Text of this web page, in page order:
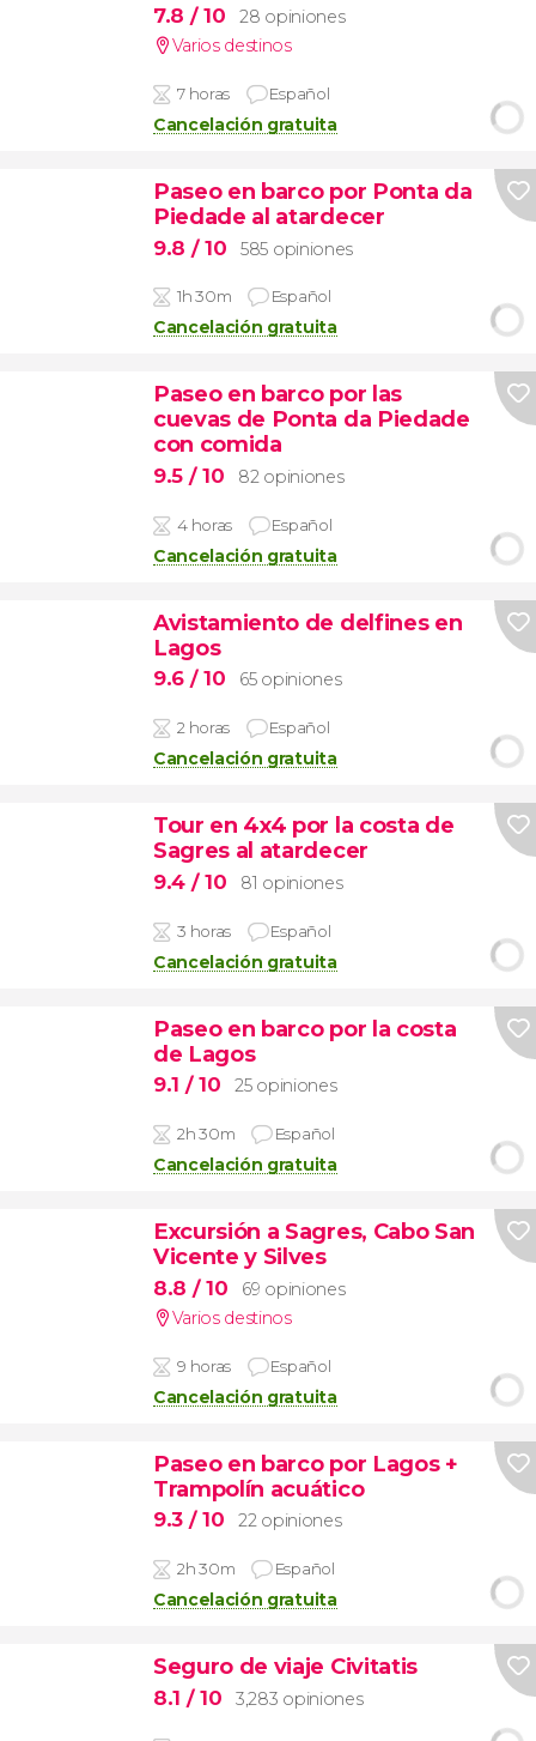
7.8 / 10
28 opiniones
Varios destinos
7 horas Español
Cancelación gratuita
Paseo en barco por Ponta da
Piedade al atardecer
9.8 / 10 585 opiniones
1h 30m Español
Cancelación gratuita
Paseo en barco por las
cuevas de Ponta da Piedade
con comida
9.5 / 10 82 opiniones
4 horas Español
Cancelación gratuita
Avistamiento de delfines en
Lagos
9.6 / 10 65 opiniones
2 horas Español
Cancelación gratuita
Tour en 4x4 por la costa de
Sagres al atardecer
9.4 / 10 81 opiniones
3 horas Español
Cancelación gratuita
Paseo en barco por la costa
de Lagos
9.1 / 10 25 opiniones
2h 30m Español
Cancelación gratuita
Excursión a Sagres, Cabo San
Vicente y Silves
8.8 / 10
69 opiniones
Varios destinos
9 horas Español
Cancelación gratuita
Paseo en barco por Lagos +
Trampolín acuático
9.3 / 10 22 opiniones
2h 30m Español
Cancelación gratuita
Seguro de viaje Civitatis
8.1 / 10 3,283 opiniones